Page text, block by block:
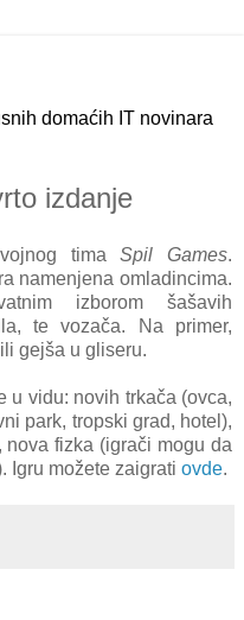
domaćih IT novinara
izdanje
timaSpil Games.
namenjena omladincima.
izborom šašavih
te vozača. Na primer,
gejša u gliseru.
u vidu: novih trkača (ovca,
park, tropski grad, hotel),
fizka (igrači mogu da
Igru možete zaigrati ovde.